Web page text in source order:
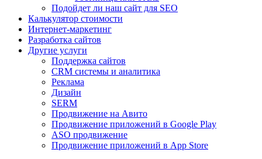
Подойдет ли наш сайт для SEO
Калькулятор стоимости
Интернет-маркетинг
Разработка сайтов
Другие услуги
Поддержка сайтов
CRM системы и аналитика
Реклама
Дизайн
SERM
Продвижение на Авито
Продвижение приложений в Google Play
ASO продвижение
Продвижение приложений в App Store